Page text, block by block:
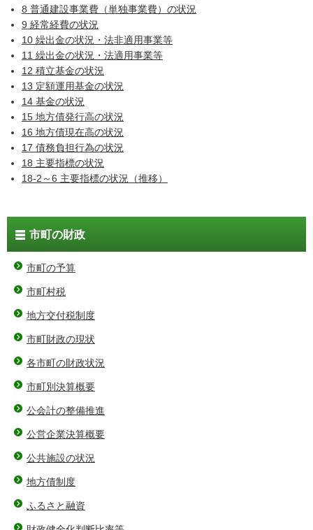
8 普通建設事業費（単独事業費）の状況
9 経常経費の状況
10 繰出金の状況・法非適用事業等
11 繰出金の状況・法適用事業等
12 積立基金の状況
13 定額運用基金の状況
14 基金の状況
15 地方債発行高の状況
16 地方債現在高の状況
17 債務負担行為の状況
18 主要指標の状況
18‐2～6 主要指標の状況（推移）
市町の財政
市町の予算
市町村税
地方交付税制度
市町財政の現状
各市町の財政状況
市町別決算概要
公会計の整備推進
公営企業決算概要
公共施設の状況
地方債制度
ふるさと融資